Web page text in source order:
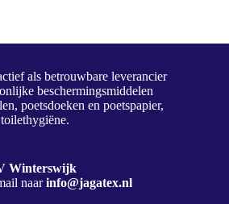
als betrouwbare leverancier
beschermingsmiddelen
poetsdoeken en poetspapier,
Winterswijk
naarinfo@jagatex.nl